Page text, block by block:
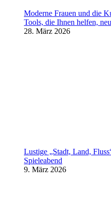
Moderne Frauen und die
Tools, die Ihnen helfen,
28. März 2026
Lustige „Stadt, Land,
Spieleabend
9. März 2026